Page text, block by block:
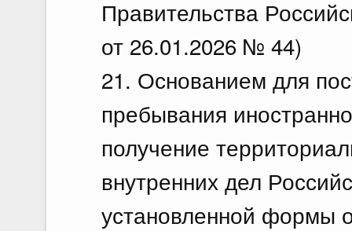
Правительства
от 26.01.2026 № 44)
21. Основанием для
пребывания
получение
внутренних дел
установленной формы